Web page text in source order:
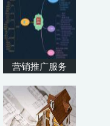
营销推广服务